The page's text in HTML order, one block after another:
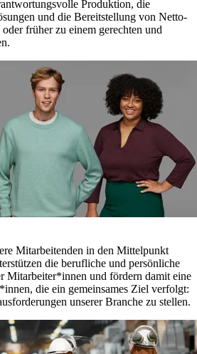
Produktion, die
und die Bereitstellung von Netto-
früher zu einem gerechten und
Mitarbeitenden in den Mittelpunkt
die berufliche und persönliche
Mitarbeiter*innen und fördern damit eine
die ein gemeinsames Ziel verfolgt:
unserer Branche zu stellen.